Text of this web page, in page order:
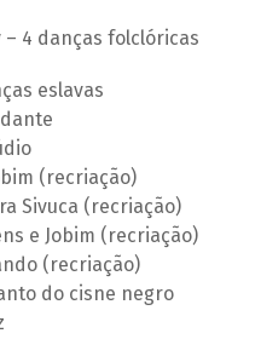
4 danças folclóricas
eslavas
(recriação)
Sivuca (recriação)
e Jobim (recriação)
(recriação)
do cisne negro